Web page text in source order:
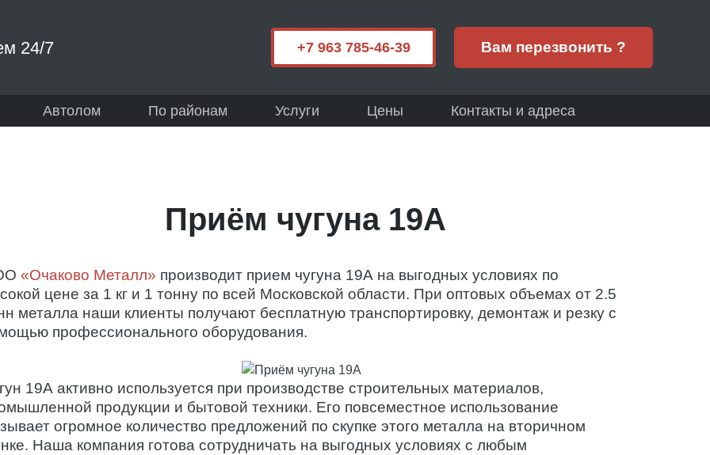
24/7 +7 963 785-46-39 Вам перезвонить ?
Автолом По районам Услуги Цены Контакты и адреса
Приём чугуна 19А
«Очаково Металл» производит прием чугуна 19А на выгодных условиях по
цене за 1 кг и 1 тонну по всей Московской области. При оптовых объемах от 2.5
металла наши клиенты получают бесплатную транспортировку, демонтаж и резку с
профессионального оборудования.
19А активно используется при производстве строительных материалов,
продукции и бытовой техники. Его повсеместное использование
огромное количество предложений по скупке этого металла на вторичном
Наша компания готова сотрудничать на выгодных условиях с любым